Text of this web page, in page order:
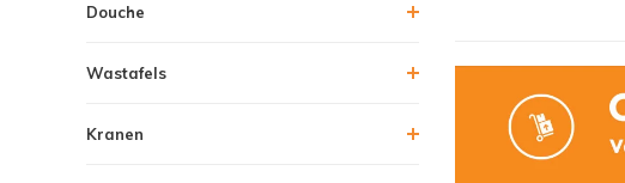
Douche
Wastafels
Kranen